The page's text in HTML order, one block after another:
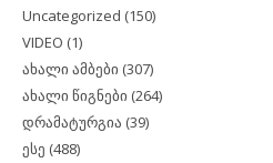
Uncategorized (150)
VIDEO (1)
ახალი ამბები (307)
ახალი წიგნები (264)
დრამატურგია (39)
ესე (488)